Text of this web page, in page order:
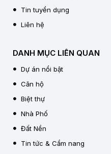
Tin tuyển dụng
Liên hệ
DANH MỤC LIÊN QUAN
Dự án nổi bật
Căn hộ
Biệt thự
Nhà Phố
Đất Nền
Tin tức & Cẩm nang